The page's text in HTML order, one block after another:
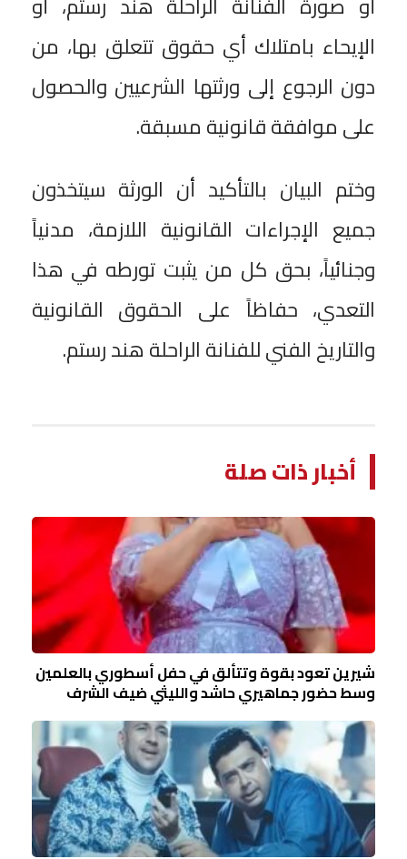
الإيحاء بامتلاك أي حقوق تتعلق بها، من
دون الرجوع إلى ورثتها الشرعيين والحصول
على موافقة قانونية مسبقة.
وختم البيان بالتأكيد أن الورثة سيتخذون
جميع الإجراءات القانونية اللازمة، مدنياً
وجنائياً، بحق كل من يثبت تورطه في هذا
التعدي، حفاظاً على الحقوق القانونية
والتاريخ الفني للفنانة الراحلة هند رستم.
أخبار ذات صلة
شيرين تعود بقوة وتتألق في حفل أسطوري بالعلمين
وسط حضور جماهيري حاشد والليثي ضيف الشرف